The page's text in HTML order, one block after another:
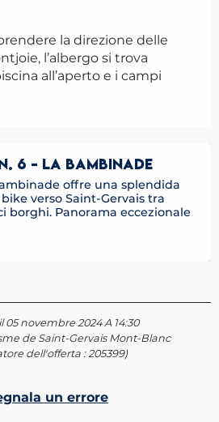
la direzione delle
l’albergo si trova
all’aperto e i campi
6 - LA BAMBINADE
offre una splendida
verso Saint-Gervais tra
borghi. Panorama eccezionale
novembre 2024 A 14:30
de Saint-Gervais Mont-Blanc
dell'offerta :205399)
un errore